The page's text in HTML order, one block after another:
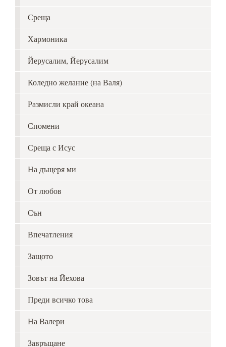
Среща
Хармоника
Йерусалим, Йерусалим
Коледно желание (на Валя)
Размисли край океана
Спомени
Среща с Исус
На дъщеря ми
От любов
Сън
Впечатления
Защото
Зовът на Йехова
Преди всичко това
На Валери
Завръщане